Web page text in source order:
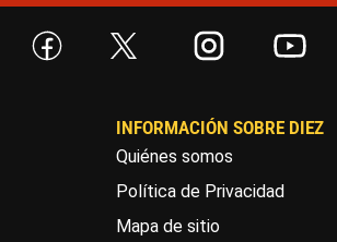
INFORMACIÓN SOBRE DIEZ
Quiénes somos
Política de Privacidad
Mapa de sitio